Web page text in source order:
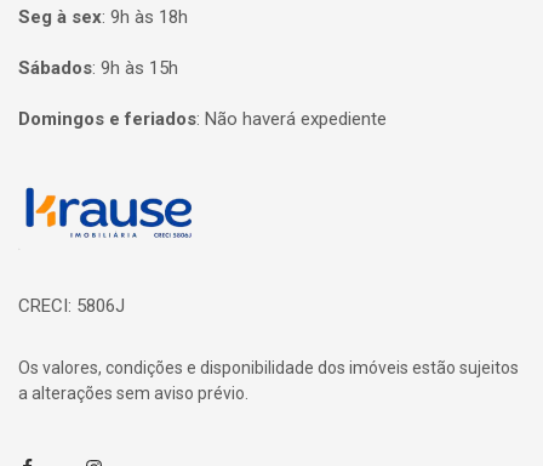
Seg à sex: 9h às 18h
Sábados: 9h às 15h
Domingos e feriados: Não haverá expediente
Página inicial
CRECI: 5806J
Os valores, condições e disponibilidade dos imóveis estão sujeitos
a alterações sem aviso prévio.